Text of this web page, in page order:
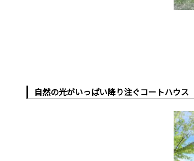
自然の光がいっぱい降り注ぐコートハウス